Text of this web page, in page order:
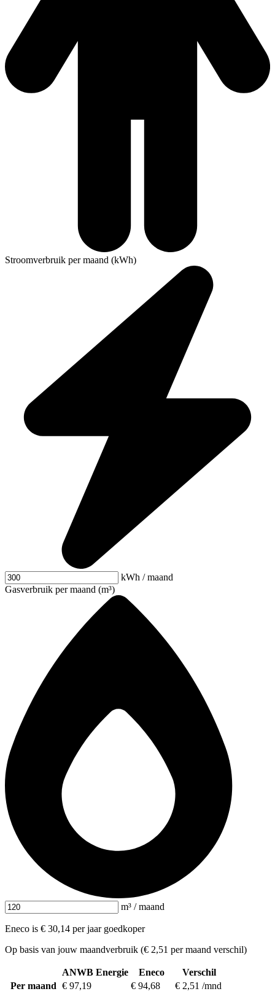
Stroomverbruik per maand (kWh)
kWh / maand
Gasverbruik per maand (m³)
m³ / maand
Eneco is € 30,14 per jaar goedkoper
Op basis van jouw maandverbruik (€ 2,51 per maand verschil)
ANWB Energie Eneco
Verschil
Per maand € 97,19 € 94,68
€ 2,51 /mnd